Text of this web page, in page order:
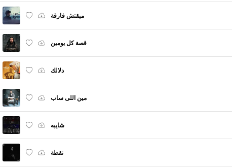
مبقتش فارقة
قصة كل يومين
دلالك
مين اللى ساب
شايبه
نقطة